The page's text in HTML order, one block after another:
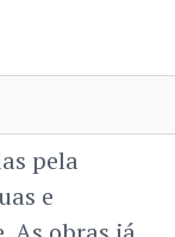
pela
e